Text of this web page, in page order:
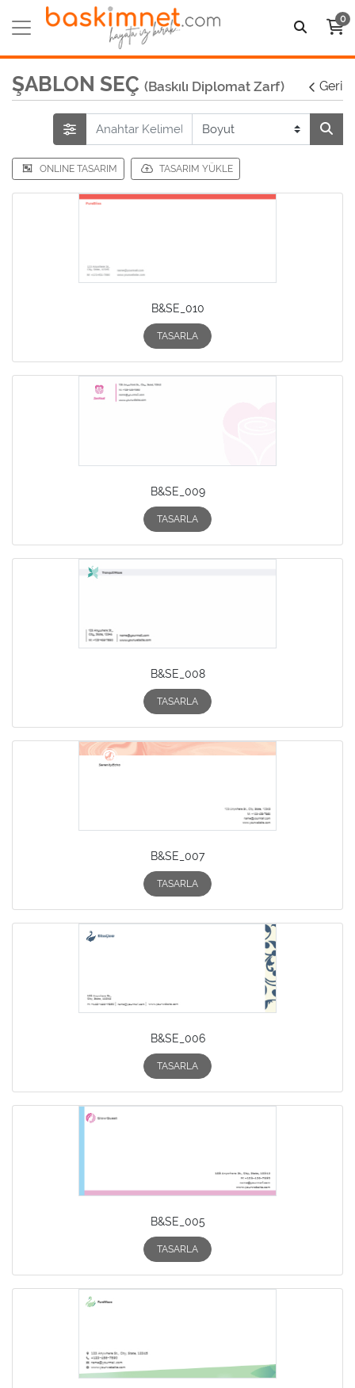
0
ŞABLON SEÇ (Baskılı Diplomat Zarf) Geri
ONLINE TASARIM TASARIM YÜKLE
B&SE_010
TASARLA
B&SE_009
TASARLA
B&SE_008
TASARLA
B&SE_007
TASARLA
B&SE_006
TASARLA
B&SE_005
TASARLA